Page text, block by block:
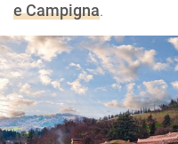
e Campigna.